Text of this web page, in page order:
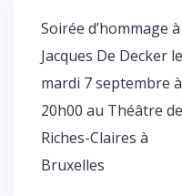
er
Navigation
de
l’article
Soirée d’hommage à
Jacques De Decker le
mardi 7 septembre à
20h00 au Théâtre
Riches-Claires à
Bruxelles